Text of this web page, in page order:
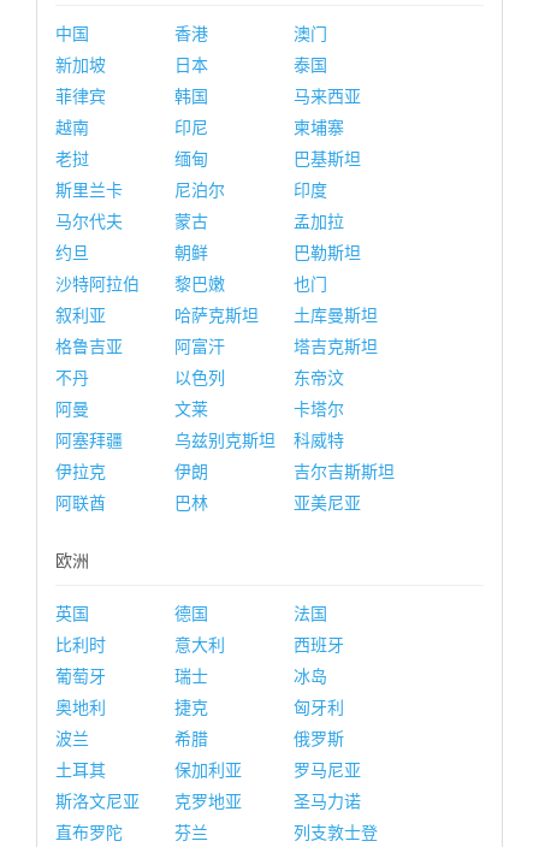
中国 香港
澳门
新加坡
日本
泰国
菲律宾
韩国
马来西亚
越南
印尼
柬埔寨
老挝
缅甸
巴基斯坦
斯里兰卡
尼泊尔
印度
马尔代夫
蒙古
孟加拉
约旦
朝鲜
巴勒斯坦
沙特阿拉伯
黎巴嫩
也门
叙利亚
哈萨克斯坦
土库曼斯坦
格鲁吉亚
阿富汗
塔吉克斯坦
不丹
以色列
东帝汶
阿曼
文莱
卡塔尔
阿塞拜疆
乌兹别克斯坦
科威特
伊拉克
伊朗
吉尔吉斯斯坦
阿联酋
巴林 亚美尼亚
欧洲
英国 德国
法国
比利时
意大利
西班牙
葡萄牙
瑞士
冰岛
奥地利
捷克
匈牙利
波兰
希腊
俄罗斯
土耳其
保加利亚
罗马尼亚
斯洛文尼亚
克罗地亚
圣马力诺
直布罗陀
芬兰
列支敦士登